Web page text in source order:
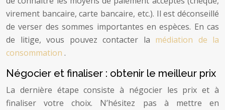
virement bancaire, carte bancaire, etc.). Il est déconseillé
de verser des sommes importantes en espèces. En cas
de litige, vous pouvez contacter la médiation de la
consommation .
Négocier et finaliser : obtenir le meilleur prix
La dernière étape consiste à négocier les prix et à
finaliser votre choix. N’hésitez pas à mettre en